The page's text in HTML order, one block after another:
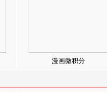
漫画微积分